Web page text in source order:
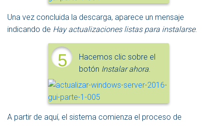
Una vez concluida la descarga, aparece un mensaje
indicando de Hay actualizaciones listas para instalarse.
5
Hacemos clic sobre el
botón Instalar ahora.
A partir de aquí, el sistema comienza el proceso de